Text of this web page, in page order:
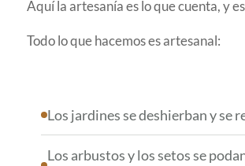
Aquí la artesanía es lo que cuenta, y
Todo lo que hacemos es artesanal:
Los jardines se deshierban y se
Los arbustos y los setos se